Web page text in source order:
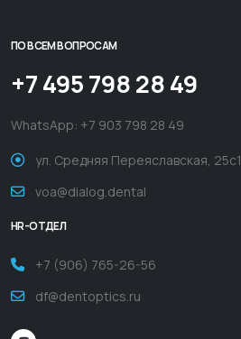
ПО ВСЕМ ВОПРОСАМ
+7 495 798 28 49
WhatsApp: +7 903 798 28 49
ул. Средняя Переяславская, 25с1
voa@dialog.dental
HR-ОТДЕЛ
+7 (906) 765-26-56
df@dentoptics.ru